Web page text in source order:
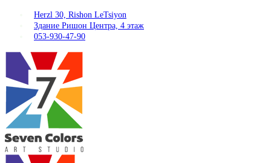
Herzl 30, Rishon LeTsiyon
Здание Ришон Центра, 4 этаж
053-930-47-90